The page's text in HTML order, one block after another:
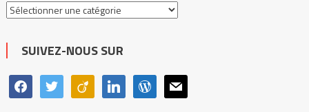
Toutes
catégories
SUIVEZ-NOUS SUR
facebooktwitter viadeo linkedin wordpress
mail